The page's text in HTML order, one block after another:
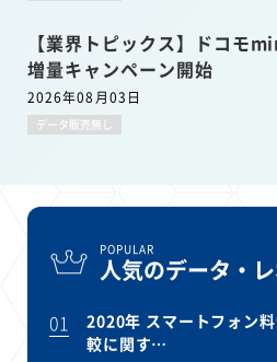
【業界トピックス】ドコモ
増量キャンペーン開始
2026年08月03日
データ販売無し
POPULAR
人気のデータ・
01
2020年 スマートフォン
較に関す…